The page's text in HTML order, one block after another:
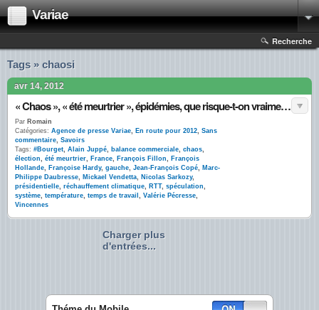
Variae
Recherche
Tags » chaosi
avr 14, 2012
« Chaos », « été meurtrier », épidémies, que risque-t-on vraiment en cas de victoire de la gauche ?
Par Romain
Catégories: Agence de presse Variae, En route pour 2012, Sans
commentaire, Savoirs
Tags: #Bourget, Alain Juppé, balance commerciale, chaos,
élection, été meurtrier, France, François Fillon, François
Hollande, Françoise Hardy, gauche, Jean-François Copé, Marc-
Philippe Daubresse, Mickael Vendetta, Nicolas Sarkozy,
présidentielle, réchauffement climatique, RTT, spéculation,
système, température, temps de travail , Valérie Pécresse,
Vincennes
Charger plus
d'entrées...